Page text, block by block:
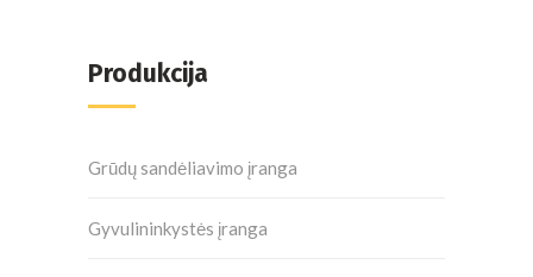
Produkcija
Grūdų sandėliavimo įranga
Gyvulininkystės įranga